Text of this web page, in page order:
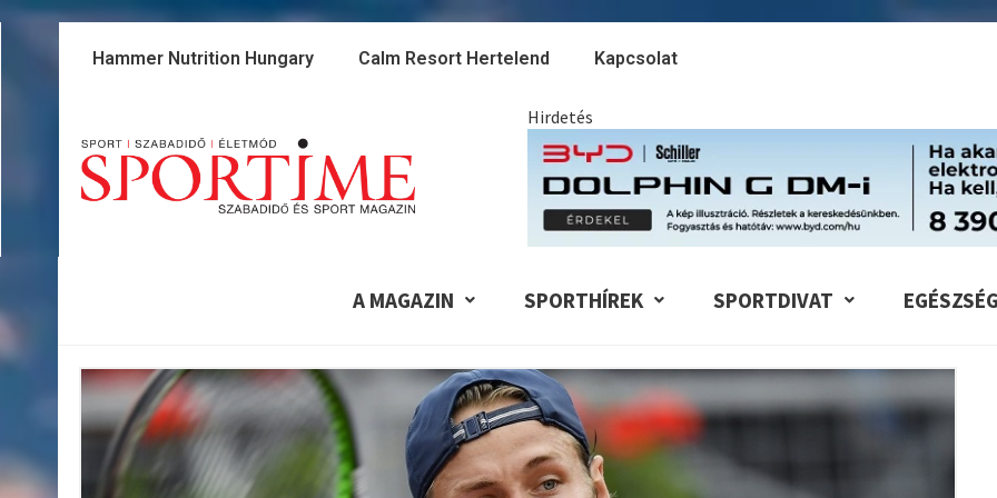
Skip
Hammer Nutrition Hungary Calm Resort Hertelend Kapcsolat
Hirdetés
A MAGAZIN SPORTHÍREK SPORTDIVAT EGÉSZSÉG